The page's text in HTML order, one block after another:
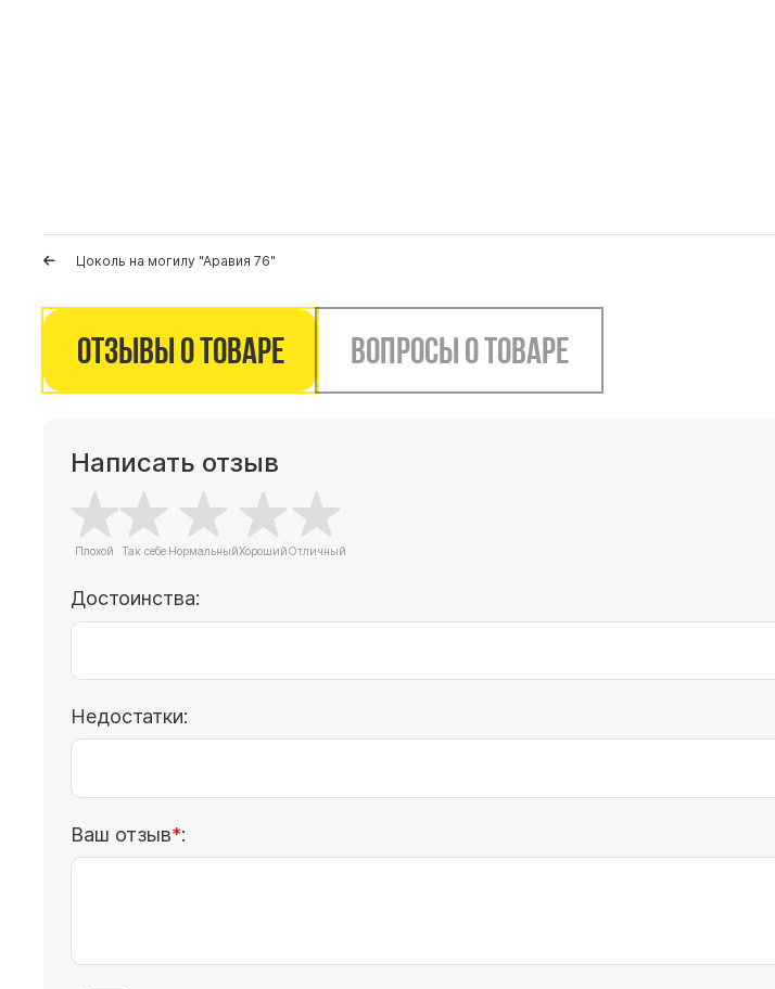
Цоколь на могилу "Аравия 76"
Отзывы о товаре Вопросы о товаре
Написать отзыв
Достоинства:
Недостатки:
Ваш отзыв :